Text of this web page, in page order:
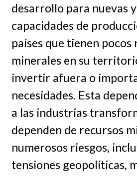
desarrollo para nuevas
capacidades de
países que tienen pocos
minerales en su
invertir afuera o
necesidades. Esta
a las industrias
dependen de recursos
numerosos riesgos,
tensiones geopolíticas,